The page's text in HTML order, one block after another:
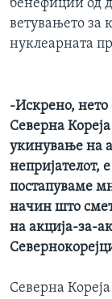
бенефиции од
ветувањето за
нуклеарната
-Искрено, нето
Северна
укинување на
постапуваме
начин што
на акција-за-
Северна Кореја